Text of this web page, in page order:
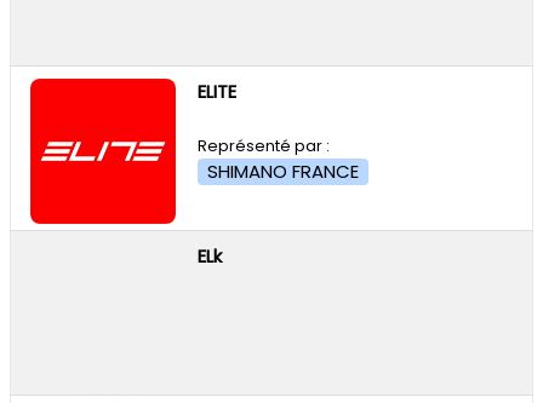
ELITE
Représenté par :
SHIMANO FRANCE
ELk